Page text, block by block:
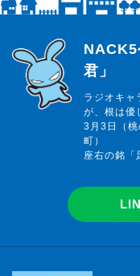
らじっと君
NACK5
君」
ラジオキャ
が、根は優
3月3日（
町）
座右の銘「